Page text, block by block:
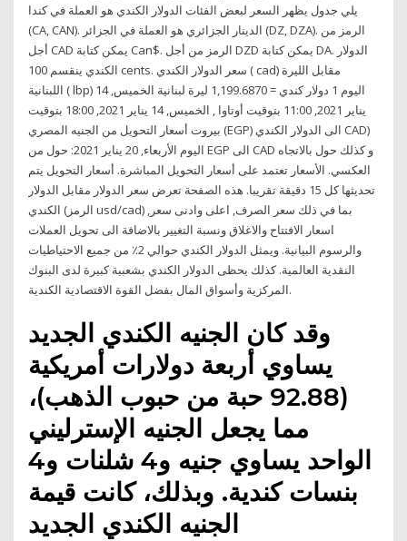
يلي جدول يظهر السعر لبعض الفئات الدولار الكندي هو العملة في كندا
(CA, CAN). الدينار الجزائري هو العملة في الجزائر (DZ, DZA). الرمز من
أجل CAD يمكن كتابة Can$. الرمز من أجل DZD يمكن كتابة DA. الدولار
الكندي ينقسم 100 cents. سعر الدولار الكندي ( cad) مقابل الليرة
اللبنانية ( lbp) اليوم 1 دولار كندي = 1,199.6870 ليرة لبنانية الخميس, 14
يناير 2021, 11:00 بتوقيت أوتاوا , الخميس, 14 يناير 2021, 18:00 بتوقيت
بيروت أسعار التحويل من الجنيه المصري (EGP) الى الدولار الكندي CAD)
اليوم الأربعاء, 20 يناير 2021: حول من EGP الى CAD و كذلك حول بالاتجاه
العكسي. الأسعار تعتمد على أسعار التحويل المباشرة. أسعار التحويل يتم
تحديثها كل 15 دقيقة تقريبا. هذه الصفحة تعرض سعر الدولار مقابل الدولار
الكندي (الرمز usd/cad) بما في ذلك سعر الصرف, اعلى وادنى سعر,
اسعار الافتتاح والاغلاق ونسبة التغيير بالاضافة الى تحويل العملات
والرسوم البيانية. ويمثل الدولار الكندي حوالي 2٪ من جميع الاحتياطيات
النقدية العالمية. كذلك يحظى الدولار الكندي بشعبية كبيرة لدى البنوك
المركزية وأسواق المال بفضل القوة الاقتصادية الكندية.
وقد كان الجنيه الكندي الجديد
يساوي أربعة دولارات أمريكية
(92.88 حبة من حبوب الذهب)،
مما يجعل الجنيه الإسترليني
الواحد يساوي جنيه و4 شلنات و4
بنسات كندية. وبذلك، كانت قيمة
الجنيه الكندي الجديد